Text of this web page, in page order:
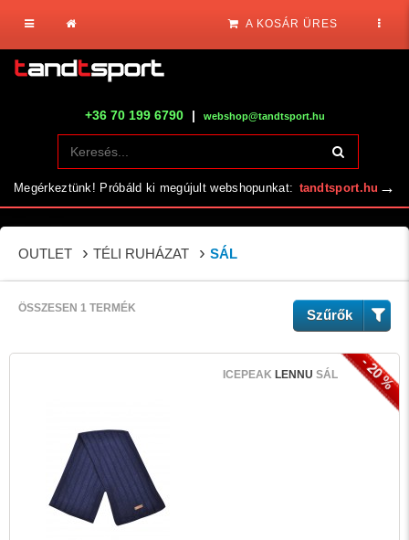
+36 70 199 6790 | webshop@tandtsport.hu
A KOSÁR ÜRES
Megérkeztünk! Próbáld ki megújult webshopunkat: tandtsport.hu →
OUTLET TÉLI RUHÁZAT SÁL
Szűrők
ÖSSZESEN 1 TERMÉK
- 20 %
ICEPEAK LENNU SÁL